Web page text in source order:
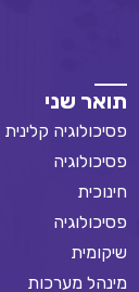
תואר שני
פסיכולוגיה קלינית
פסיכולוגיה
חינוכית
פסיכולוגיה
שיקומית
מינהל מערכות